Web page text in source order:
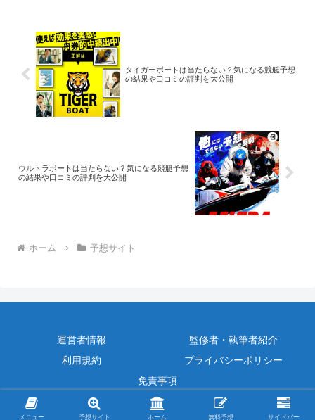
タイガーボートは当たらない？気になる競艇予想
の結果や口コミの評判を大公開
ウルトラボートは当たらない？気になる競艇予想
の結果や口コミの評判を大公開
ホーム 予想サイト
運営者情報
監修者・執筆者紹介
利用規約
プライバシーポリシー
免責事項
© 2025 【毎日無料予想公開】競艇予想通信.
メニュー 予想サイト ホーム 無料予想 サイドバー